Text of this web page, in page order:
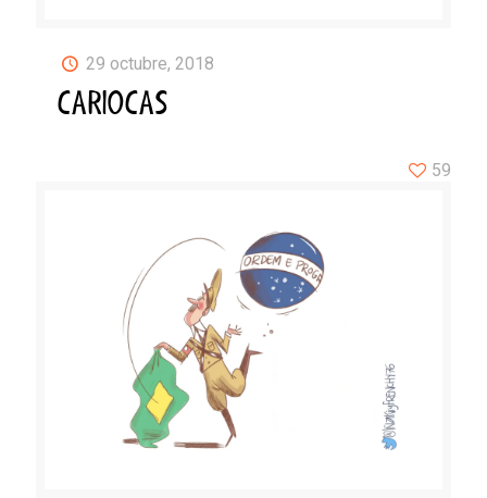
29 octubre, 2018
CARIOCAS
59